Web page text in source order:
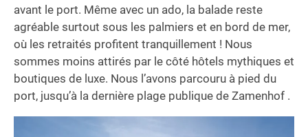
avant le port. Même avec un ado, la balade reste
agréable surtout sous les palmiers et en bord de mer,
où les retraités profitent tranquillement ! Nous
sommes moins attirés par le côté hôtels mythiques et
boutiques de luxe. Nous l’avons parcouru à pied du
port, jusqu’à la dernière plage publique de Zamenhof .